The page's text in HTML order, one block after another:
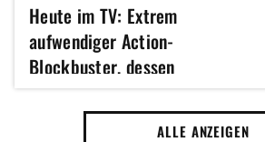
Heute im TV: Extrem
aufwendiger Action-
Blockbuster, dessen
Geschichte über 5000 Jahre
umspannt
ALLE ANZEIGEN